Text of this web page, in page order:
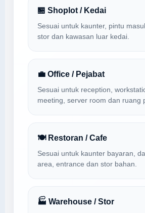
🏪 Shoplot / Kedai
Sesuai untuk kaunter, pintu
stor dan kawasan luar kedai.
💼 Office / Pejabat
Sesuai untuk reception,
meeting, server room dan ruang
🍽 Restoran / Cafe
Sesuai untuk kaunter bayaran,
area, entrance dan stor bahan.
🏭 Warehouse / Stor